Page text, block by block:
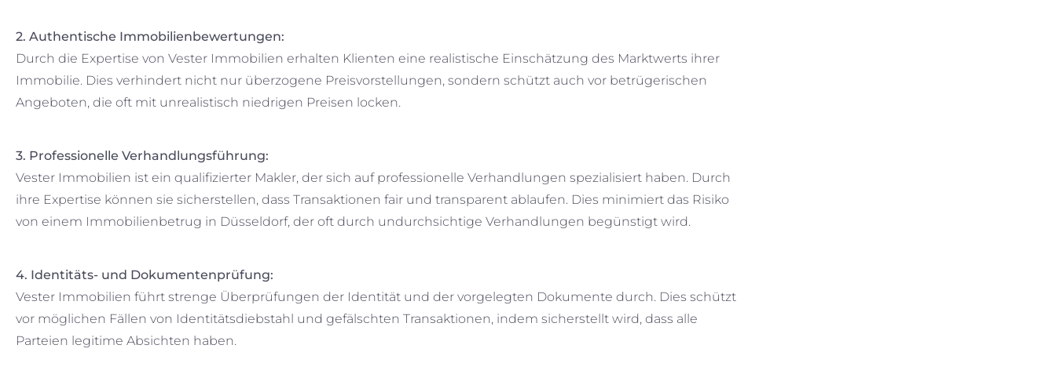
2. Authentische Immobilienbewertungen:
Durch die Expertise von Vester Immobilien erhalten Klienten eine realistische Einschätzung des Marktwerts ihrer
Immobilie. Dies verhindert nicht nur überzogene Preisvorstellungen, sondern schützt auch vor betrügerischen
Angeboten, die oft mit unrealistisch niedrigen Preisen locken.
3. Professionelle Verhandlungsführung:
Vester Immobilien ist ein qualifizierter Makler, der sich auf professionelle Verhandlungen spezialisiert haben. Durch
ihre Expertise können sie sicherstellen, dass Transaktionen fair und transparent ablaufen. Dies minimiert das Risiko
von einem Immobilienbetrug in Düsseldorf, der oft durch undurchsichtige Verhandlungen begünstigt wird.
4. Identitäts- und Dokumentenprüfung:
Vester Immobilien führt strenge Überprüfungen der Identität und der vorgelegten Dokumente durch. Dies schützt
vor möglichen Fällen von Identitätsdiebstahl und gefälschten Transaktionen, indem sicherstellt wird, dass alle
Parteien legitime Absichten haben.